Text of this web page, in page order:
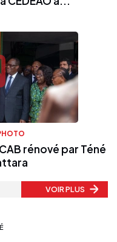
rénové par Téné
VOIR PLUS